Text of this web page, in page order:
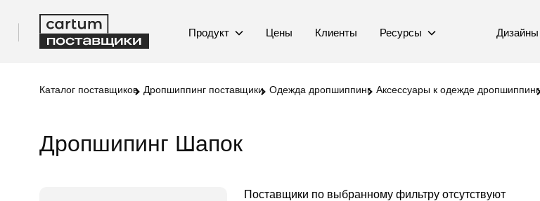
Продукт Цены Клиенты Ресурсы Дизайны
Каталог поставщиков Дропшиппинг поставщики Одежда дропшиппинг Аксессуары к одежде дропшиппинг
Дропшипинг Шапок
Поставщики по выбранному фильтру отсутствуют